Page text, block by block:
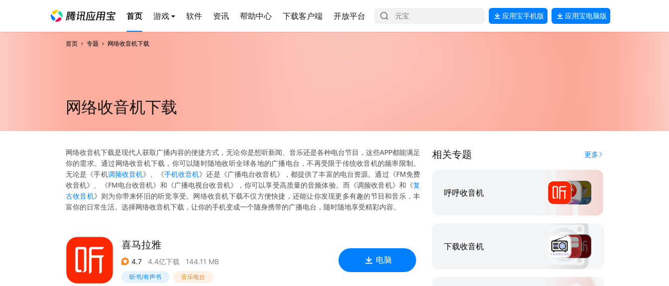
首页 游戏 软件 资讯 帮助中心 下载客户端 开放平台 应用宝手机版 应用宝电脑版
首页 专题 网络收音机下载
网络收音机下载
网络收音机下载是现代人获取广播内容的便捷方式，无论你是想听新闻、音乐还是各种电台节目，这些APP都能满足
你的需求。通过网络收音机下载，你可以随时随地收听全球各地的广播电台，不再受限于传统收音机的频率限制。
无论是《手机调频收音机》、《手机收音机》还是《广播电台收音机》，都提供了丰富的电台资源。通过《FM免费
收音机》、《FM电台收音机》和《广播电视台收音机》，你可以享受高质量的音频体验。而《调频收音机》和《复
古收音机》则为你带来怀旧的听觉享受。网络收音机下载不仅方便快捷，还能让你发现更多有趣的节目和音乐，丰
富你的日常生活。选择网络收音机下载，让你的手机变成一个随身携带的广播电台，随时随地享受精彩内容。
喜马拉雅
4.7 4.4亿下载 144.11 MB
听书/有声书 音乐电台
电脑
相关专题 更多
呼呼收音机
下载收音机